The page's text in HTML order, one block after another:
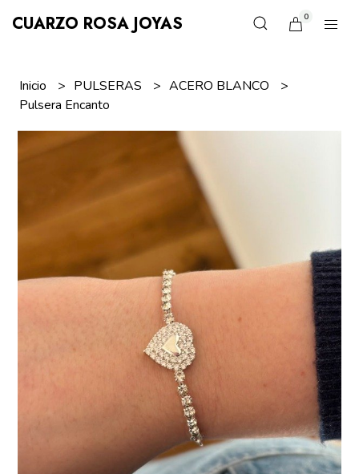
CUARZO ROSA JOYAS 0
Inicio PULSERAS
ACERO BLANCO
Pulsera Encanto